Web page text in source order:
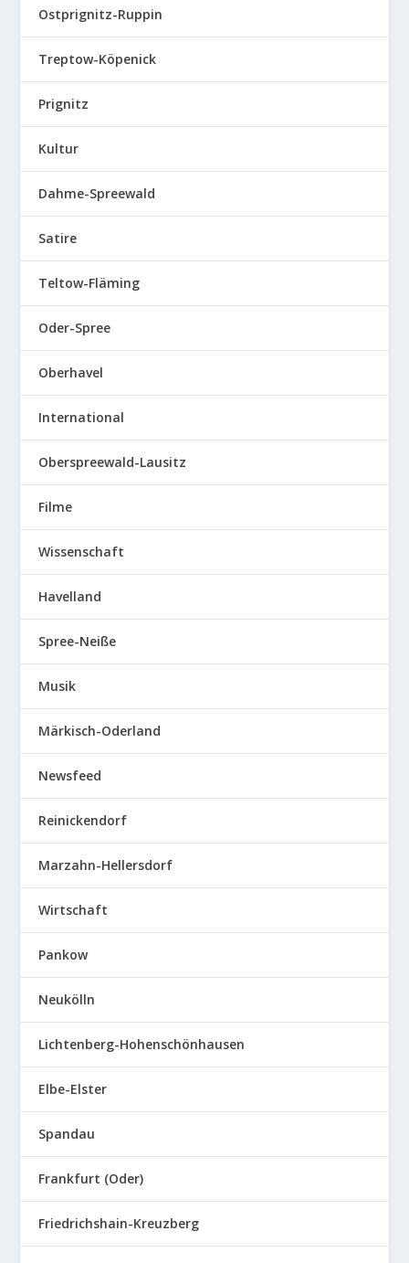
Ostprignitz-Ruppin
Treptow-Köpenick
Prignitz
Kultur
Dahme-Spreewald
Satire
Teltow-Fläming
Oder-Spree
Oberhavel
International
Oberspreewald-Lausitz
Filme
Wissenschaft
Havelland
Spree-Neiße
Musik
Märkisch-Oderland
Newsfeed
Reinickendorf
Marzahn-Hellersdorf
Wirtschaft
Pankow
Neukölln
Lichtenberg-Hohenschönhausen
Elbe-Elster
Spandau
Frankfurt (Oder)
Friedrichshain-Kreuzberg